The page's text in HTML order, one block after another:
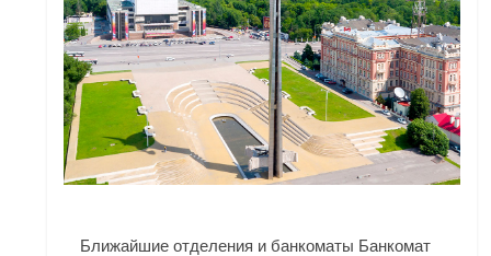
Ближайшие отделения и банкоматы Банкомат